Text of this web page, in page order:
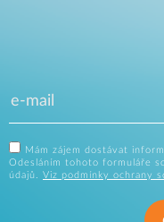
Mám zájem dostávat
Odesláním tohoto formuláře
údajů. Viz podmínky ochrany